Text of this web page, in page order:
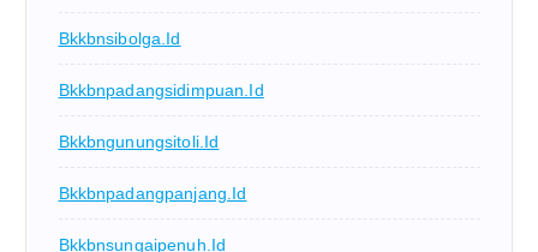
Bkkbnsibolga.id
Bkkbnpadangsidimpuan.id
Bkkbngunungsitoli.id
Bkkbnpadangpanjang.id
Bkkbnsungaipenuh.id